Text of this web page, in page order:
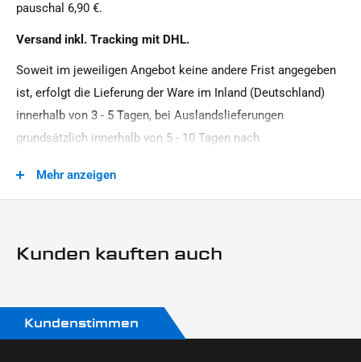
Aluminium, Kunststoff
Universal Modellreihe
Motorradmarke:
Reflektor
pauschal 6,90 €.
Versand inkl. Tracking mit DHL.
Soweit im jeweiligen Angebot keine andere Frist angegeben
ist, erfolgt die Lieferung der Ware im Inland (Deutschland)
innerhalb von 3 - 5 Tagen, bei Auslandslieferungen
grundsätzlich innerhalb von 5 - 10 Tagen nach
Zeitpunkt Ihrer Zahlungsanweisung).Beachten Sie, dass an
Mehr anzeigen
Kunden kauften auch
Kundenstimmen